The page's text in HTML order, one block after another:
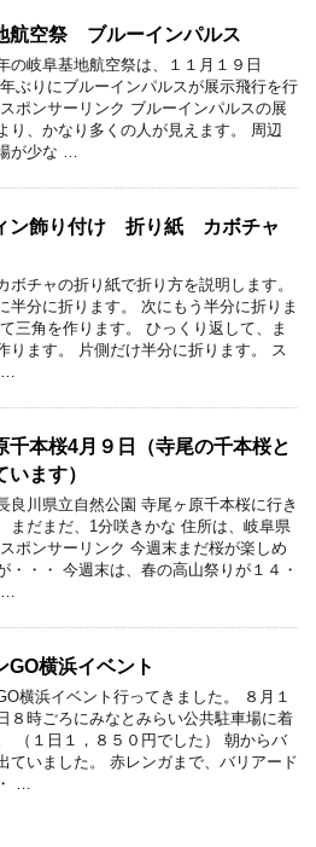
航空祭 ブルーインパルス
の岐阜基地航空祭は、１１月１９日
年ぶりにブルーインパルスが展示飛行を行
ポンサーリンク ブルーインパルスの展
り、かなり多くの人が見えます。 周辺
が少な …
ン飾り付け 折り紙 カボチャ
ボチャの折り紙で折り方を説明します。
半分に折ります。 次にもう半分に折りま
三角を作ります。 ひっくり返して、ま
ります。 片側だけ半分に折ります。 ス
…
千本桜4月９日（寺尾の千本桜と
います）
良川県立自然公園 寺尾ヶ原千本桜に行き
まだまだ、1分咲きかな 住所は、岐阜県
ポンサーリンク 今週末まだ桜が楽しめ
・・・ 今週末は、春の高山祭りが１４・
…
GO横浜イベント
横浜イベント行ってきました。 ８月１
８時ごろにみなとみらい公共駐車場に着
（１日１，８５０円でした） 朝からバ
ていました。 赤レンガまで、バリアード
…